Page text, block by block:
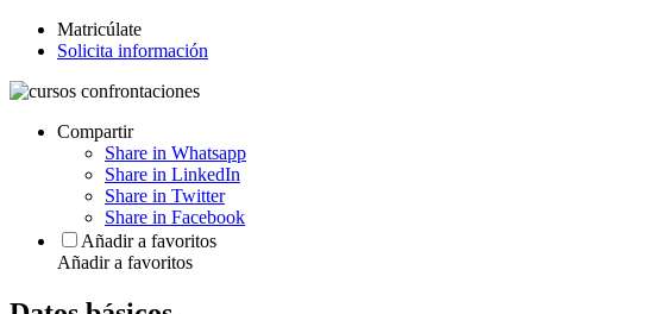
Matricúlate
Solicita información
Compartir
Share in Whatsapp
Share in LinkedIn
Share in Twitter
Share in Facebook
Añadir a favoritos
Añadir a favoritos